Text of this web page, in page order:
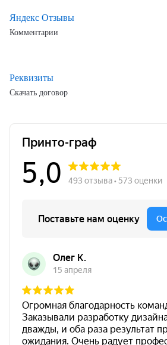
Яндекс Отзывы
Комментарии
Реквизиты
Скачать договор